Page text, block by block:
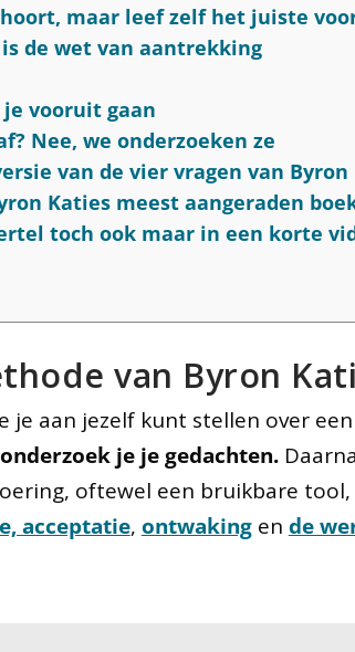
maar leef zelf het juiste
de wet van aantrekking
vooruit gaan
Nee, we onderzoeken ze
van de vier vragen van Byron
Katies meest aangeraden
toch ook maar in een korte
van Byron
je aan jezelf kunt stellen over
je je gedachten.
oftewel een bruikbare
acceptatie, ontwakingen de